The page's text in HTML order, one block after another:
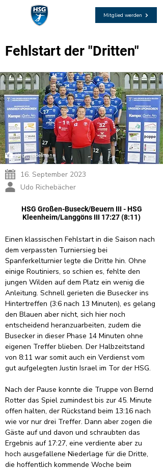
Mitglied werden
Fehlstart der "Dritten"
Jürgen Edelmann
16. September 2023
Udo Richebächer
HSG Großen-Buseck/Beuern III - HSG
Kleenheim/Langgöns III 17:27 (8:11)
Einen klassischen Fehlstart in die Saison nach
dem verpassten Turniersieg bei
Spanferkelturnier legte die Dritte hin. Ohne
einige Routiniers, so schien es, fehlte den
jungen Wilden auf dem Platz ein wenig die
Anleitung. Schnell gerieten die Busecker ins
Hintertreffen (3:6 nach 13 Minuten), es gelang
den Blauen aber nicht, sich hier noch
entscheidend heranzuarbeiten, zudem die
Busecker in dieser Phase 14 Minuten ohne
eigenen Treffer blieben. Der Halbzeitstand
von 8:11 war somit auch ein Verdienst vom
gut aufgelegten Justin Israel im Tor der HSG.
Nach der Pause konnte die Truppe von Bernd
Rotter das Spiel zumindest bis zur 45. Minute
offen halten, der Rückstand beim 13:16 nach
wie vor nur drei Treffer. Dann aber zogen die
Gäste auf und davon und schraubten das
Ergebnis auf 17:27, eine verdiente aber zu
hoch ausgefallene Niederlage für die Dritte,
die hoffentlich kommende Woche beim